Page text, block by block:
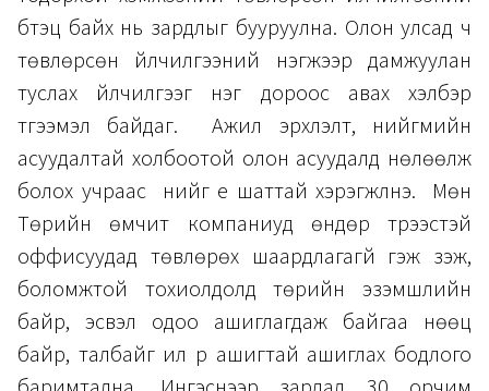
бүтэц байх нь зардлыг бууруулна. Олон улсад ч
төвлөрсөн үйлчилгээний нэгжээр дамжуулан
туслах үйлчилгээг нэг дороос авах хэлбэр
түгээмэл байдаг. Ажил эрхлэлт, нийгмийн
асуудалтай холбоотой олон асуудалд нөлөөлж
болох учраас үүнийг үе шаттай хэрэгжүүлнэ. Мөн
Төрийн өмчит компаниуд өндөр түрээстэй
оффисуудад төвлөрөх шаардлагагүй гэж үзэж,
боломжтой тохиолдолд төрийн эзэмшлийн
байр, эсвэл одоо ашиглагдаж байгаа нөөц
байр, талбайг илүү үр ашигтай ашиглах бодлого